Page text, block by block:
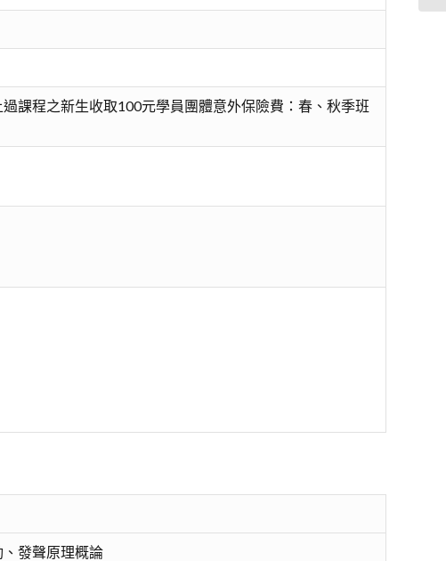
課程之新生收取100元學員團體意外保險費：春、秋季班
發聲原理概論